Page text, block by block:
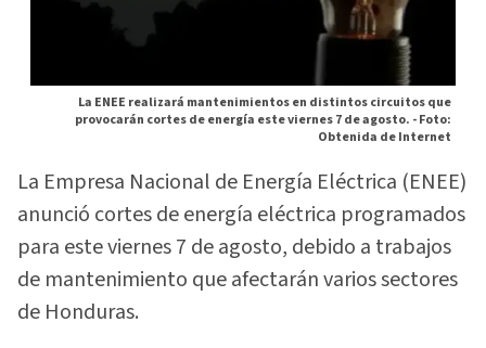
La ENEE realizará mantenimientos en distintos circuitos que
provocarán cortes de energía este viernes 7 de agosto. -Foto:
Obtenida de Internet
La Empresa Nacional de Energía Eléctrica (ENEE)
anunció cortes de energía eléctrica programados
para este viernes 7 de agosto, debido a trabajos
de mantenimiento que afectarán varios sectores
de Honduras.